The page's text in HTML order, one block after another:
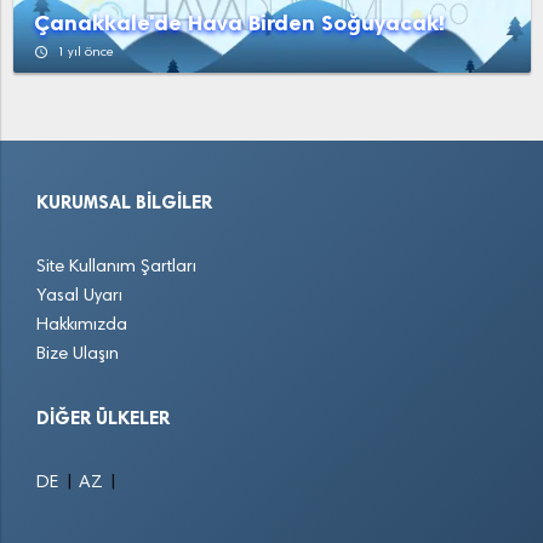
Çanakkale'de Hava Birden Soğuyacak!
access_time 1 yıl önce
KURUMSAL BILGILER
Site Kullanım Şartları
Yasal Uyarı
Hakkımızda
Bize Ulaşın
DIĞER ÜLKELER
DE AZ